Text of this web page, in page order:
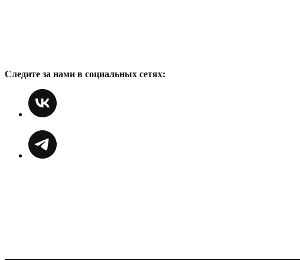
Следите за нами в социальных сетях: